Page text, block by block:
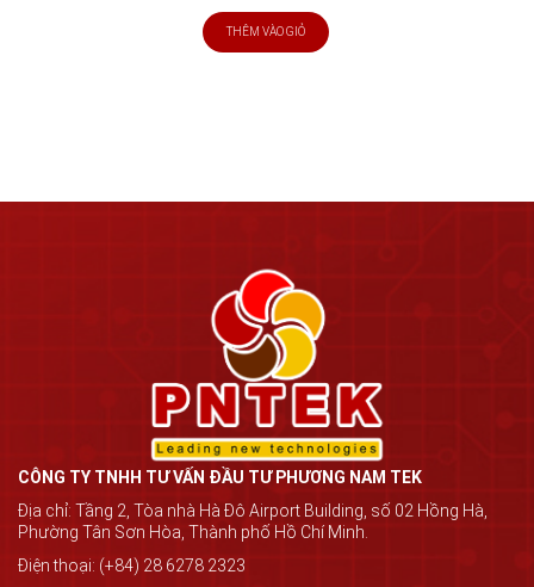
THÊM VÀO GIỎ
CÔNG TY TNHH TƯ VẤN ĐẦU TƯ PHƯƠNG NAM TEK
Địa chỉ: Tầng 2, Tòa nhà Hà Đô Airport Building, số 02 Hồng Hà,
Phường Tân Sơn Hòa, Thành phố Hồ Chí Minh.
Điện thoại: (+84) 28 6278 2323